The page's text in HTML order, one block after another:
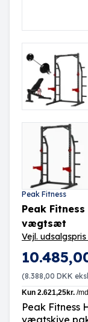
Peak Fitness
Peak
vægtsæt
Vejl.
(8.388,00 DKK
Peak Fitness
vægtskive